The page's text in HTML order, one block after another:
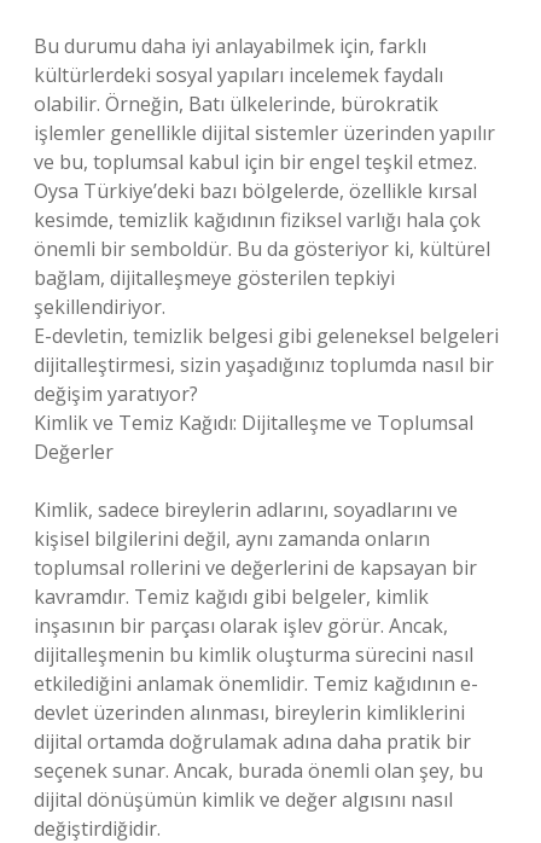
Bu durumu daha iyi anlayabilmek için, farklı
kültürlerdeki sosyal yapıları incelemek faydalı
olabilir. Örneğin, Batı ülkelerinde, bürokratik
işlemler genellikle dijital sistemler üzerinden yapılır
ve bu, toplumsal kabul için bir engel teşkil etmez.
Oysa Türkiye’deki bazı bölgelerde, özellikle kırsal
kesimde, temizlik kağıdının fiziksel varlığı hala çok
önemli bir semboldür. Bu da gösteriyor ki, kültürel
bağlam, dijitalleşmeye gösterilen tepkiyi
şekillendiriyor.
E-devletin, temizlik belgesi gibi geleneksel belgeleri
dijitalleştirmesi, sizin yaşadığınız toplumda nasıl bir
değişim yaratıyor?
Kimlik ve Temiz Kağıdı: Dijitalleşme ve Toplumsal
Değerler
Kimlik, sadece bireylerin adlarını, soyadlarını ve
kişisel bilgilerini değil, aynı zamanda onların
toplumsal rollerini ve değerlerini de kapsayan bir
kavramdır. Temiz kağıdı gibi belgeler, kimlik
inşasının bir parçası olarak işlev görür. Ancak,
dijitalleşmenin bu kimlik oluşturma sürecini nasıl
etkilediğini anlamak önemlidir. Temiz kağıdının e-
devlet üzerinden alınması, bireylerin kimliklerini
dijital ortamda doğrulamak adına daha pratik bir
seçenek sunar. Ancak, burada önemli olan şey, bu
dijital dönüşümün kimlik ve değer algısını nasıl
değiştirdiğidir.